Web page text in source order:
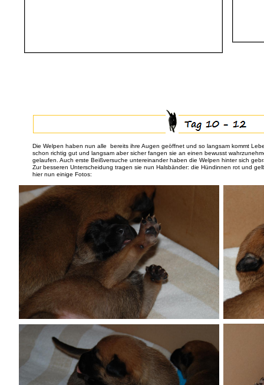
Die Welpen haben nun alle bereits ihre Augen geöffnet und so langsam kommt
schon richtig gut und langsam aber sicher fangen sie an einen bewusst
gelaufen. Auch erste Beißversuche untereinander haben die Welpen hinter sich
Zur besseren Unterscheidung tragen sie nun Halsbänder: die Hündinnen rot und
hier nun einige Fotos: